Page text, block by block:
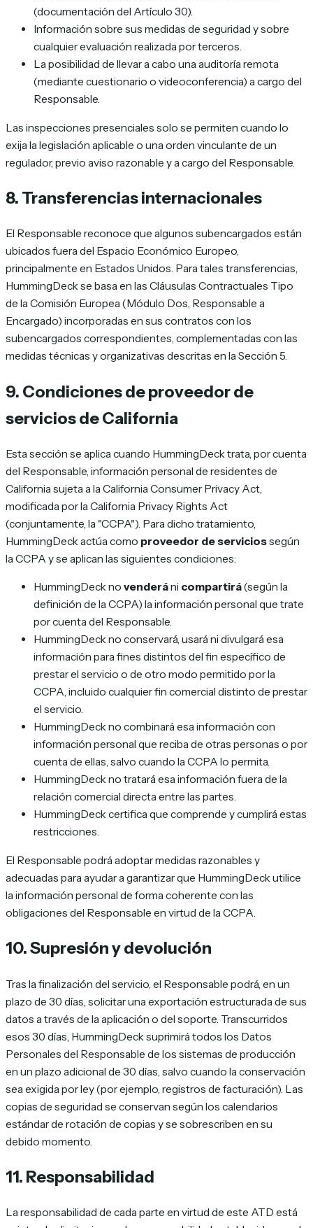
(documentación del Artículo 30).
Información sobre sus medidas de seguridad y sobre
cualquier evaluación realizada por terceros.
La posibilidad de llevar a cabo una auditoría remota
(mediante cuestionario o videoconferencia) a cargo del
Responsable.
Las inspecciones presenciales solo se permiten cuando lo
exija la legislación aplicable o una orden vinculante de un
regulador, previo aviso razonable y a cargo del Responsable.
8. Transferencias internacionales
El Responsable reconoce que algunos subencargados están
ubicados fuera del Espacio Económico Europeo,
principalmente en Estados Unidos. Para tales transferencias,
HummingDeck se basa en las Cláusulas Contractuales Tipo
de la Comisión Europea (Módulo Dos, Responsable a
Encargado) incorporadas en sus contratos con los
subencargados correspondientes, complementadas con las
medidas técnicas y organizativas descritas en la Sección 5.
9. Condiciones de proveedor de
servicios de California
Esta sección se aplica cuando HummingDeck trata, por cuenta
del Responsable, información personal de residentes de
California sujeta a la California Consumer Privacy Act,
modificada por la California Privacy Rights Act
(conjuntamente, la "CCPA"). Para dicho tratamiento,
HummingDeck actúa como proveedor de serviciossegún
la CCPA y se aplican las siguientes condiciones:
HummingDeck no venderáni compartirá(según la
definición de la CCPA) la información personal que trate
por cuenta del Responsable.
HummingDeck no conservará, usará ni divulgará esa
información para fines distintos del fin específico de
prestar el servicio o de otro modo permitido por la
CCPA, incluido cualquier fin comercial distinto de prestar
el servicio.
HummingDeck no combinará esa información con
información personal que reciba de otras personas o por
cuenta de ellas, salvo cuando la CCPA lo permita.
HummingDeck no tratará esa información fuera de la
relación comercial directa entre las partes.
HummingDeck certifica que comprende y cumplirá estas
restricciones.
El Responsable podrá adoptar medidas razonables y
adecuadas para ayudar a garantizar que HummingDeck utilice
la información personal de forma coherente con las
obligaciones del Responsable en virtud de la CCPA.
10. Supresión y devolución
Tras la finalización del servicio, el Responsable podrá, en un
plazo de 30 días, solicitar una exportación estructurada de sus
datos a través de la aplicación o del soporte. Transcurridos
esos 30 días, HummingDeck suprimirá todos los Datos
Personales del Responsable de los sistemas de producción
en un plazo adicional de 30 días, salvo cuando la conservación
sea exigida por ley (por ejemplo, registros de facturación). Las
copias de seguridad se conservan según los calendarios
estándar de rotación de copias y se sobrescriben en su
debido momento.
11. Responsabilidad
La responsabilidad de cada parte en virtud de este ATD está